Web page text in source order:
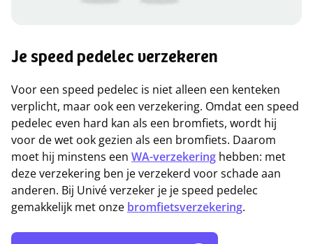
Je speed pedelec verzekeren
Voor een speed pedelec is niet alleen een kenteken
verplicht, maar ook een verzekering. Omdat een speed
pedelec even hard kan als een bromfiets, wordt hij
voor de wet ook gezien als een bromfiets. Daarom
moet hij minstens een WA-verzekering hebben: met
deze verzekering ben je verzekerd voor schade aan
anderen. Bij Univé verzeker je je speed pedelec
gemakkelijk met onze bromfietsverzekering.